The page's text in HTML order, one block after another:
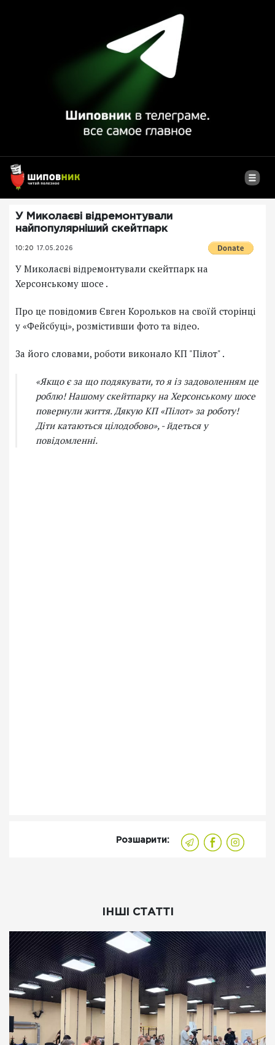
У Миколаєві відремонтували
найпопулярніший скейтпарк
10:20 17.05.2026
У Миколаєві відремонтували скейтпарк на
Херсонському шосе .
Про це повідомив Євген Корольков на своїй сторінці
у «Фейсбуці», розмістивши фото та відео.
За його словами, роботи виконало КП "Пілот" .
«Якщо є за що подякувати, то я із задоволенням це
роблю! Нашому скейтпарку на Херсонському шосе
повернули життя. Дякую КП «Пілот» за роботу!
Діти катаються цілодобово», - йдеться у
повідомленні.
Розшарити:
ІНШІ СТАТТІ